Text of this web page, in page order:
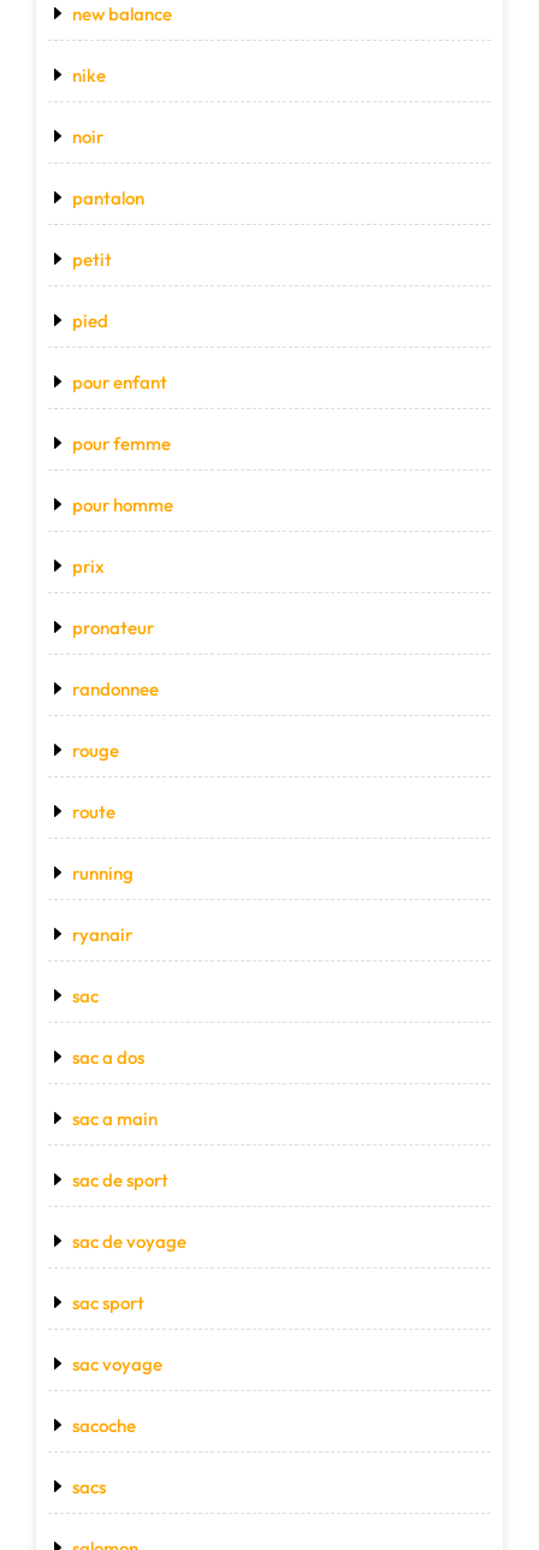
new balance
nike
noir
pantalon
petit
pied
pour enfant
pour femme
pour homme
prix
pronateur
randonnee
rouge
route
running
ryanair
sac
sac a dos
sac a main
sac de sport
sac de voyage
sac sport
sac voyage
sacoche
sacs